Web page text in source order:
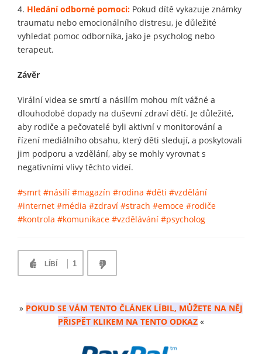
4. Hledání odborné pomoci: Pokud dítě vykazuje známky
traumatu nebo emocionálního distresu, je důležité
vyhledat pomoc odborníka, jako je psycholog nebo
terapeut.
Závěr
Virální videa se smrtí a násilím mohou mít vážné a
dlouhodobé dopady na duševní zdraví dětí. Je důležité,
aby rodiče a pečovatelé byli aktivní v monitorování a
řízení mediálního obsahu, který děti sledují, a poskytovali
jim podporu a vzdělání, aby se mohly vyrovnat s
negativními vlivy těchto videí.
#smrt #násilí #magazín #rodina #děti #vzdělání
#internet #média #zdraví #strach #emoce #rodiče
#kontrola #komunikace #vzdělávání #psycholog
LÍBÍ 1
» POKUD SE VÁM TENTO ČLÁNEK LÍBIL, MŮŽETE NA NĚJ
PŘISPĚT KLIKEM NA TENTO ODKAZ «